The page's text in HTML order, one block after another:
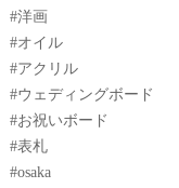
#洋画
#オイル
#アクリル
#ウェディングボード
#お祝いボード
#表札
#osaka